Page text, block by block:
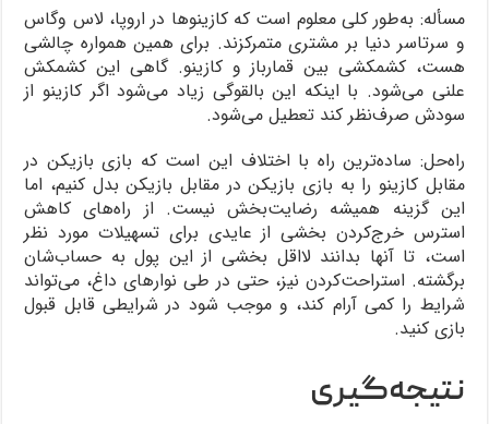
مسأله: به‌طور کلی معلوم است که کازینوها در اروپا، لاس وگاس
و سرتاسر دنیا بر مشتری متمرکزند. برای همین همواره چالشی
هست، کشمکشی بین قمارباز و کازینو. گاهی این کشمکش
علنی می‌شود. با اینکه این بالقوگی زیاد می‌شود اگر کازینو از
سودش صرف‌نظر کند تعطیل می‌شود.
راه‌حل: ساده‌ترین راه با اختلاف این است که بازی بازیکن در
مقابل کازینو را به بازی بازیکن در مقابل بازیکن بدل کنیم، اما
این گزینه همیشه رضایت‌بخش نیست. از راه‌های کاهش
استرس خرج‌کردن بخشی از عایدی برای تسهیلات مورد نظر
است، تا آنها بدانند لااقل بخشی از این پول به حساب‌شان
برگشته. استراحت‌کردن نیز، حتی در طی نوارهای داغ، می‌تواند
شرایط را کمی آرام کند، و موجب شود در شرایطی قابل قبول
بازی کنید.
نتیجه‌گیری